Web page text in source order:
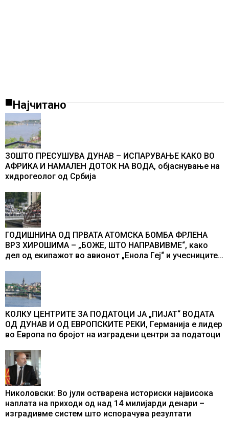
Најчитано
ЗОШТО ПРЕСУШУВА ДУНАВ – ИСПАРУВАЊЕ КАКО ВО
АФРИКА И НАМАЛЕН ДОТОК НА ВОДА, објаснување на
хидрогеолог од Србија
ГОДИШНИНА ОД ПРВАТА АТОМСКА БОМБА ФРЛЕНА
ВРЗ ХИРОШИМА – „БОЖЕ, ШТО НАПРАВИВМЕ“, како
дел од екипажот во авионот „Енола Геј“ и учесниците
промени текот на историјата
КОЛКУ ЦЕНТРИТЕ ЗА ПОДАТОЦИ ЈА „ПИЈАТ“ ВОДАТА
ОД ДУНАВ И ОД ЕВРОПСКИТЕ РЕКИ, Германија е лидер
во Европа по бројот на изградени центри за податоци
Николовски: Во јули остварена историски највисока
наплата на приходи од над 14 милијарди денари –
изградивме систем што испорачува резултати